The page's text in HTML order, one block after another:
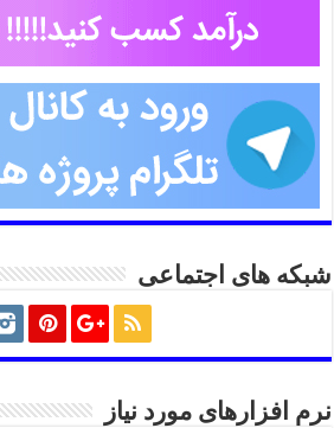
شبکه های اجتماعی
نرم افزارهای مورد نیاز